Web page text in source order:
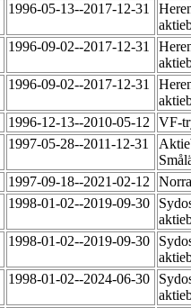
1996-05-13--2017-12-31
1996-09-02--2017-12-31
1996-09-02--2017-12-31
1996-12-13--2010-05-12
VF-
1997-05-28--2011-12-31
1997-09-18--2021-02-12
1998-01-02--2019-09-30
1998-01-02--2019-09-30
1998-01-02--2024-06-30